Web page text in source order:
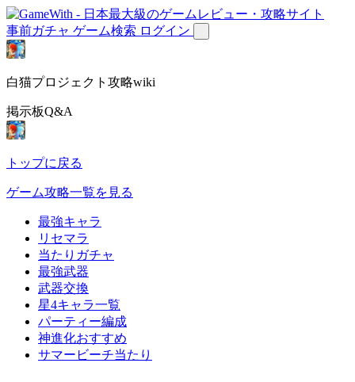
事前ガチャ ゲーム検索 ログイン
白猫プロジェクト攻略wiki
掲示板Q&A
トップに戻る
ゲーム攻略一覧を見る
最強キャラ
リセマラ
当たりガチャ
最強武器
武器交換
星4キャラ一覧
パーティー編成
神進化おすすめ
サマービーチ当たり